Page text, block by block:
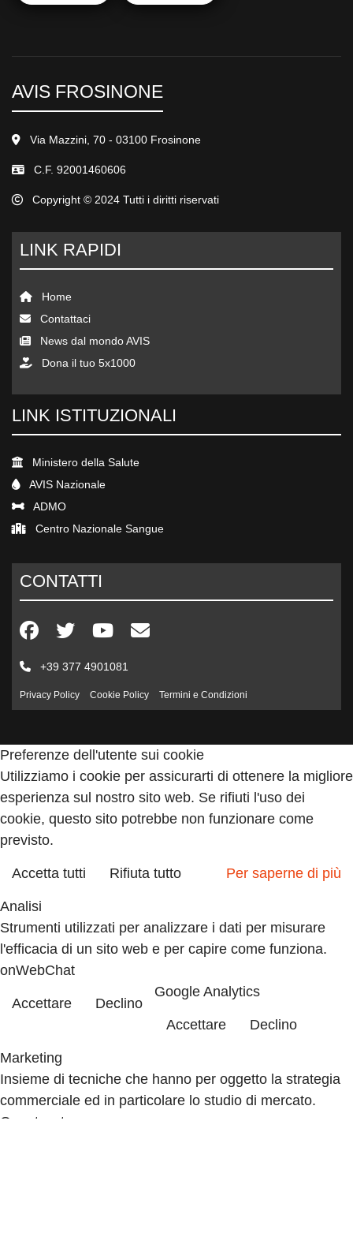
AVIS FROSINONE
Via Mazzini, 70 - 03100 Frosinone
C.F. 92001460606
Copyright © 2024 Tutti i diritti riservati
LINK RAPIDI
Home
Contattaci
News dal mondo AVIS
Dona il tuo 5x1000
LINK ISTITUZIONALI
Ministero della Salute
AVIS Nazionale
ADMO
Centro Nazionale Sangue
CONTATTI
+39 377 4901081
Privacy Policy Cookie Policy Termini e Condizioni
Preferenze dell'utente sui cookie
Utilizziamo i cookie per assicurarti di ottenere la migliore
esperienza sul nostro sito web. Se rifiuti l'uso dei
cookie, questo sito potrebbe non funzionare come
previsto.
Accetta tutti Rifiuta tutto Per saperne di più
Analisi
Strumenti utilizzati per analizzare i dati per misurare
l'efficacia di un sito web e per capire come funziona.
onWebChat
Accettare Declino
Google Analytics
Accettare Declino
Marketing
Insieme di tecniche che hanno per oggetto la strategia
commerciale ed in particolare lo studio di mercato.
Quantcast